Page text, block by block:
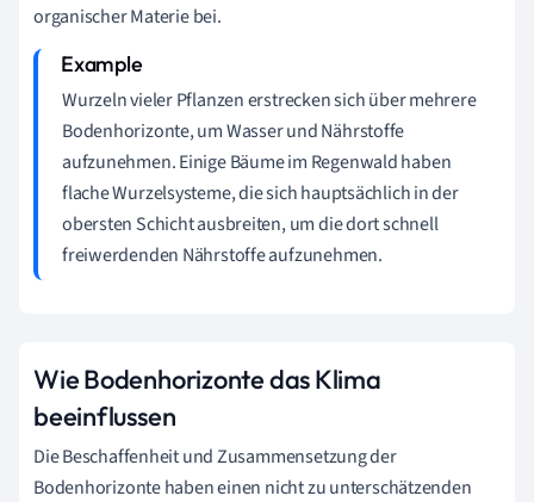
organischer Materie bei.
Wurzeln vieler Pflanzen erstrecken sich über mehrere
Bodenhorizonte, um Wasser und Nährstoffe
aufzunehmen. Einige Bäume im Regenwald haben
flache Wurzelsysteme, die sich hauptsächlich in der
obersten Schicht ausbreiten, um die dort schnell
freiwerdenden Nährstoffe aufzunehmen.
Wie Bodenhorizonte das Klima
beeinflussen
Die Beschaffenheit und Zusammensetzung der
Bodenhorizonte haben einen nicht zu unterschätzenden